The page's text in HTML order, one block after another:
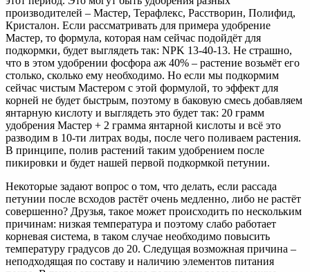
производителей – Мастер, Терафлекс, Расстворин, Полифид,
Кристалон. Если рассматривать для примера удобрение
Мастер, то формула, которая нам сейчас подойдёт для
подкормки, будет выглядеть так: NPK 13-40-13. Не страшно,
что в этом удобрении фосфора аж 40% – растение возьмёт его
столько, сколько ему необходимо. Но если мы подкормим
сейчас чистым Мастером с этой формулой, то эффект для
корней не будет быстрым, поэтому в баковую смесь добавляем
янтарную кислоту и выглядеть это будет так: 20 грамм
удобрения Мастер + 2 грамма янтарной кислоты и всё это
разводим в 10-ти литрах воды, после чего поливаем растения.
В принципе, полив растений таким удобрением после
пикировки и будет нашей первой подкормкой петунии.
Некоторые задают вопрос о том, что делать, если рассада
петунии после всходов растёт очень медленно, либо не растёт
совершенно? Друзья, такое может происходить по нескольким
причинам: низкая температура и поэтому слабо работает
корневая система, в таком случае необходимо повысить
температуру градусов до 20. Следущая возможная причина –
неподходящая по составу и наличию элементов питания